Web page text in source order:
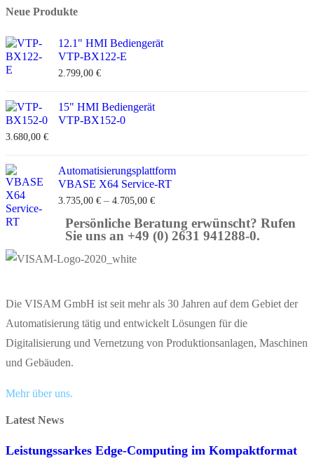
Neue Produkte
12.1" HMI Bediengerät
VTP-BX122-E
2.799,00 €
15" HMI Bediengerät
VTP-BX152-0
3.680,00 €
Automatisierungsplattform
VBASE X64 Service-RT
3.735,00 € – 4.705,00 €
Persönliche Beratung erwünscht? Rufen
Sie uns an +49 (0) 2631 941288-0.
Die VISAM GmbH ist seit mehr als 30 Jahren auf dem Gebiet der
Automatisierung tätig und entwickelt Lösungen für die
Digitalisierung und Vernetzung von Produktionsanlagen, Maschinen
und Gebäuden.
Mehr über uns.
Latest News
Leistungssarkes Edge-Computing im Kompaktformat